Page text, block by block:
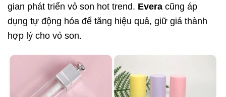
gian phát triển vỏ son hot trend. Evera cũng áp
dụng tự động hóa để tăng hiệu quả, giữ giá thành
hợp lý cho vỏ son.